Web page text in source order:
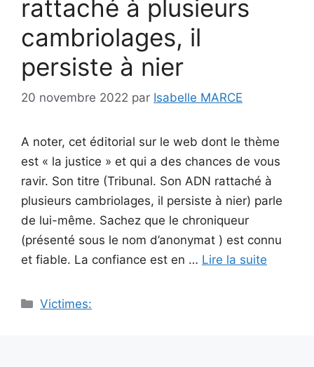
rattaché à plusieurs
cambriolages, il
persiste à nier
20 novembre 2022 par Isabelle MARCE
A noter, cet éditorial sur le web dont le thème
est « la justice » et qui a des chances de vous
ravir. Son titre (Tribunal. Son ADN rattaché à
plusieurs cambriolages, il persiste à nier) parle
de lui-même. Sachez que le chroniqueur
(présenté sous le nom d’anonymat ) est connu
et fiable. La confiance est en … Lire la suite
Catégories
Victimes: